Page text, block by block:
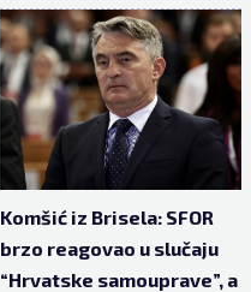
Komšić iz Brisela: SFOR
brzo reagovao u slučaju
“Hrvatske samouprave”, a